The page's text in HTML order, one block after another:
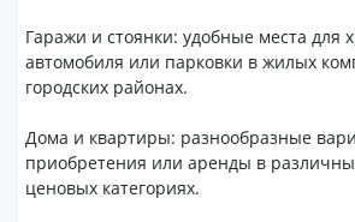
Гаражи и стоянки: удобные места для
автомобиля или парковки в жилых
городских районах.
Дома и квартиры: разнообразные
приобретения или аренды в
ценовых категориях.